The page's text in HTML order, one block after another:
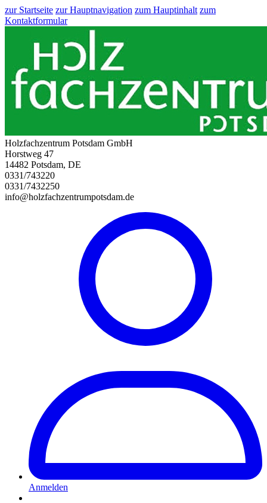
zur Startseite zur Hauptnavigation zum Hauptinhalt zum
Kontaktformular
Holzfachzentrum Potsdam GmbH
Horstweg 47
14482 Potsdam, DE
0331/743220
0331/7432250
info@holzfachzentrumpotsdam.de
Anmelden